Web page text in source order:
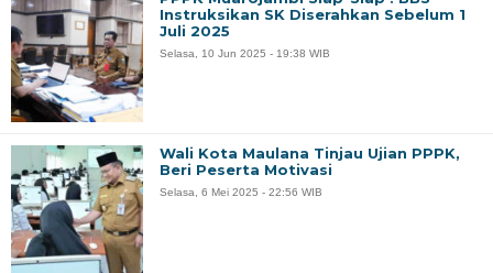
Instruksikan SK Diserahkan Sebelum 1
Juli 2025
Selasa, 10 Jun 2025 - 19:38 WIB
Wali Kota Maulana Tinjau Ujian PPPK,
Beri Peserta Motivasi
Selasa, 6 Mei 2025 - 22:56 WIB